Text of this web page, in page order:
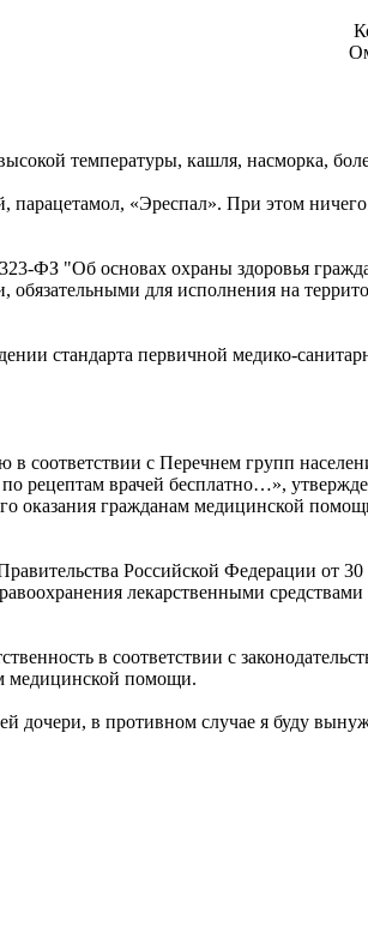
температуры, кашля, насморка,
парацетамол, «Эреспал». При этом ничего
ФЗ "Об основах охраны здоровья
для исполнения на
стандарта первичной медико-
соответствии с Перечнем групп
по рецептам врачей бесплатно…»,
оказания гражданам медицинской
Российской Федерации от
лекарственными
в соответствии с
медицинской помощи.
дочери, в противном случае я буду